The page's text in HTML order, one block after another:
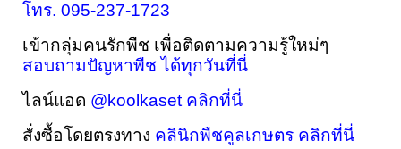
โทร. 095-237-1723
สอบถามปัญหาพืช ได้ทุกวันที่นี่
ไลน์แอด @koolkaset คลิกที่นี่
สั่งซื้อโดยตรงทาง คลินิกพืชคูลเกษตร คลิกที่นี่